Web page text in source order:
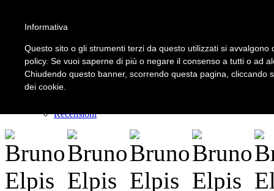
LOGIN | REGISTER
Home
Il carnevale dei delitti
Recensioni
Informativa
Questo sito o gli strumenti terzi da questo utilizzati si
policy. Se vuoi saperne di più o negare il consenso a tutti o ad
Chiudendo questo banner, scorrendo questa pagina, cliccando
dei cookie.